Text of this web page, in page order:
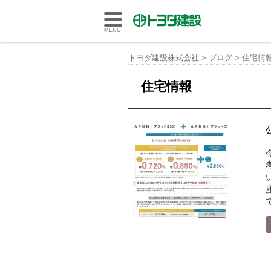
トヨダ建設株式会社
MENU
トヨダ建設株式会社 > ブログ > 住宅情
住宅情報